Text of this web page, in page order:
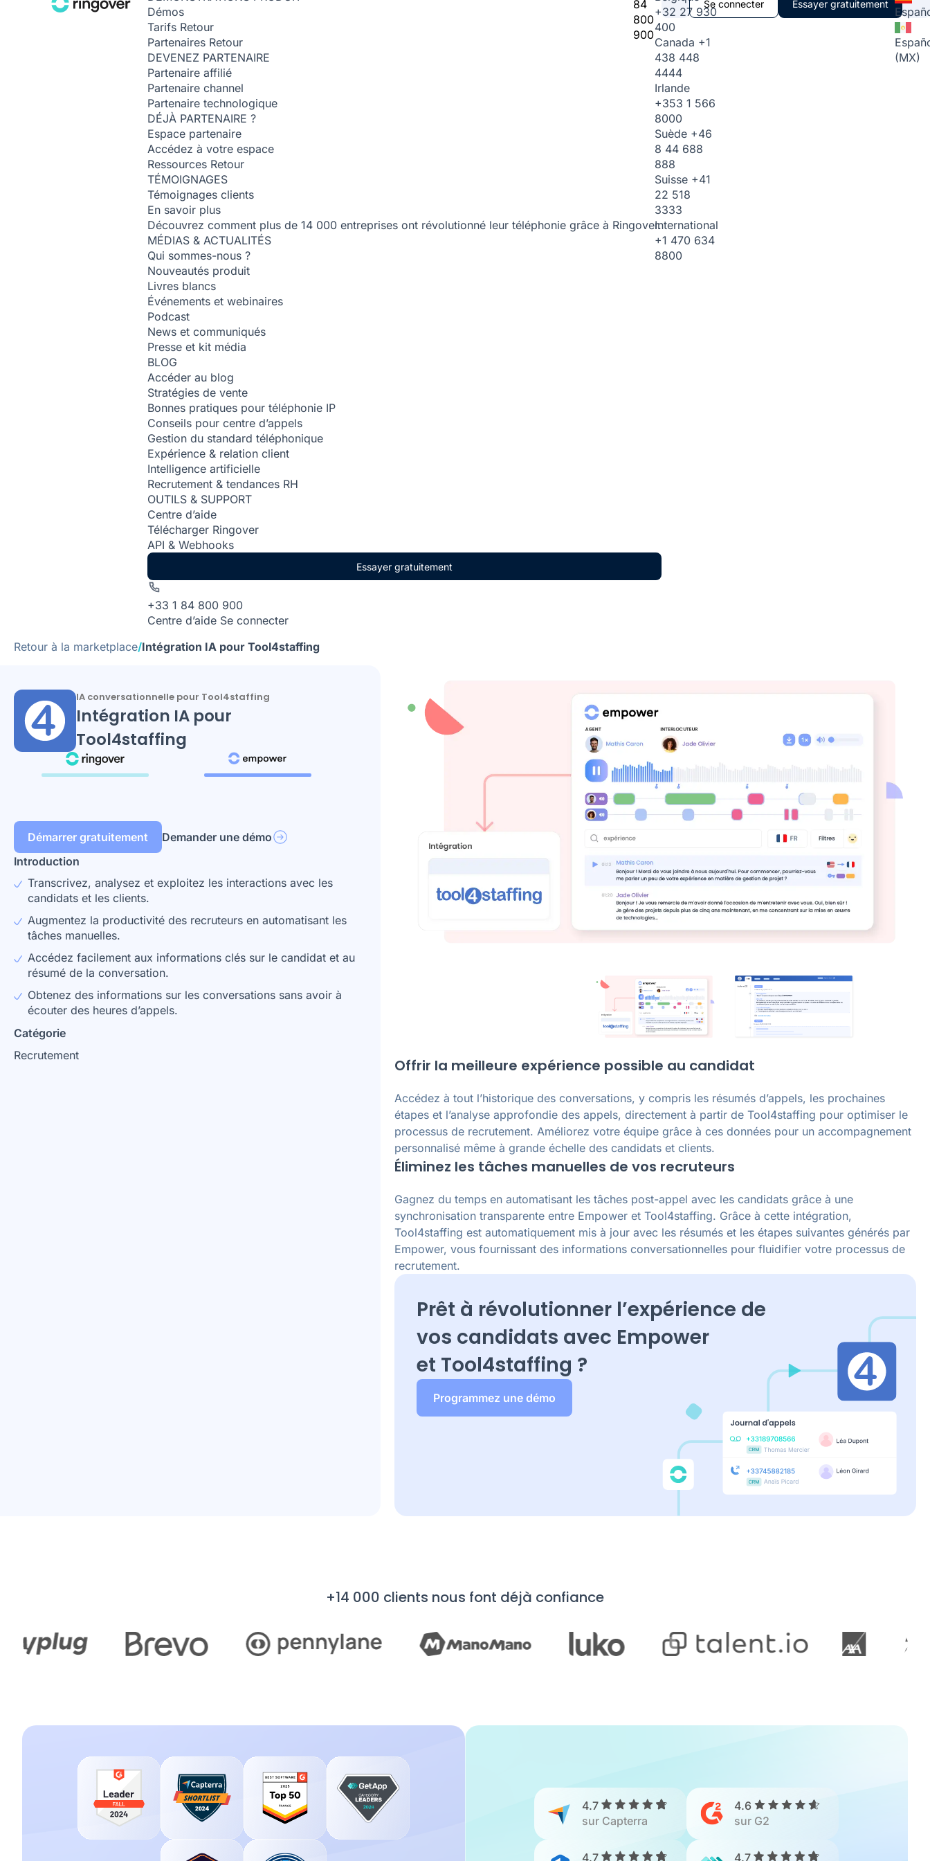
Démos
Tarifs Retour
Partenaires Retour
DEVENEZ PARTENAIRE
Partenaire affilié
Partenaire channel
Partenaire technologique
DÉJÀ PARTENAIRE ?
Espace partenaire
Accédez à votre espace
Ressources Retour
TÉMOIGNAGES
Témoignages clients
En savoir plus
Découvrez comment plus de 14 000 entreprises ont révolutionné leur téléphonie grâce à Ringover.
MÉDIAS & ACTUALITÉS
Qui sommes-nous ?
Nouveautés produit
Livres blancs
Événements et webinaires
Podcast
News et communiqués
Presse et kit média
BLOG
Accéder au blog
Stratégies de vente
Bonnes pratiques pour téléphonie IP
Conseils pour centre d’appels
Gestion du standard téléphonique
Expérience & relation client
Intelligence artificielle
Recrutement & tendances RH
OUTILS & SUPPORT
Centre d’aide
Télécharger Ringover
API & Webhooks
Essayer gratuitement
+33 1 84 800 900
Centre d’aide Se connecter
84
800
900
+32 27 930
400
Canada +1
438 448
4444
Irlande
+353 1 566
8000
Suède +46
8 44 688
888
Suisse +41
22 518
3333
International
+1 470 634
8800
Se connecter Essayer gratuitement
(MX)
Retour à la marketplace/Intégration IA pour Tool4staffing
IA conversationnelle pour Tool4staffing
Intégration IA pour
Tool4staffing
Démarrer gratuitement
Demander une démo
Introduction
Transcrivez, analysez et exploitez les interactions avec les
candidats et les clients.
Augmentez la productivité des recruteurs en automatisant les
tâches manuelles.
Accédez facilement aux informations clés sur le candidat et au
résumé de la conversation.
Obtenez des informations sur les conversations sans avoir à
écouter des heures d’appels.
Catégorie
Recrutement
Offrir la meilleure expérience possible au candidat
Accédez à tout l’historique des conversations, y compris les résumés d’appels, les prochaines
étapes et l’analyse approfondie des appels, directement à partir de Tool4staffing pour optimiser le
processus de recrutement. Améliorez votre équipe grâce à ces données pour un accompagnement
personnalisé même à grande échelle des candidats et clients.
Éliminez les tâches manuelles de vos recruteurs
Gagnez du temps en automatisant les tâches post-appel avec les candidats grâce à une
synchronisation transparente entre Empower et Tool4staffing. Grâce à cette intégration,
Tool4staffing est automatiquement mis à jour avec les résumés et les étapes suivantes générés par
Empower, vous fournissant des informations conversationnelles pour fluidifier votre processus de
recrutement.
Prêt à révolutionner l’expérience de
vos candidats avec Empower
et Tool4staffing ?
Programmez une démo
+14 000 clients nous font déjà confiance
4.7
sur Capterra
4.6
sur G2
4.7 4.7